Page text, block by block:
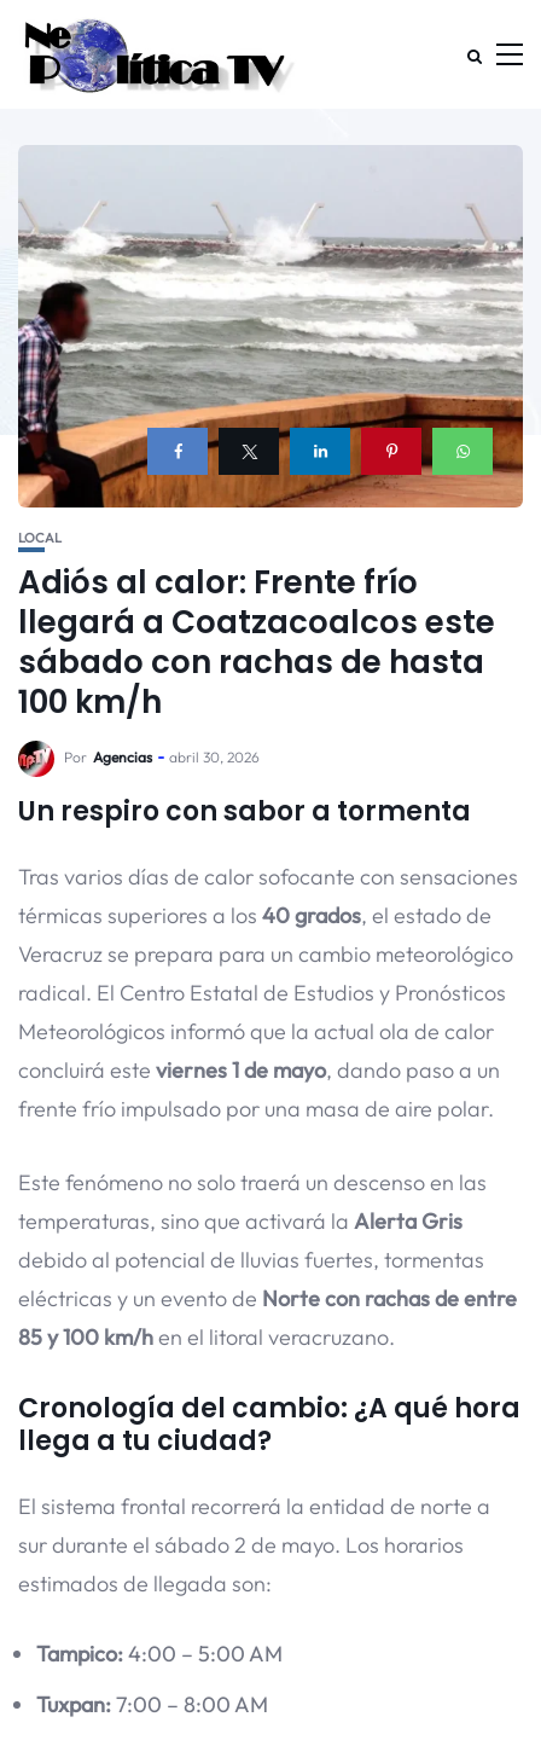
LOCAL
Adiós al calor: Frente frío
llegará a Coatzacoalcos este
sábado con rachas de hasta
100 km/h
Por Agencias abril 30, 2026
Un respiro con sabor a tormenta
Tras varios días de calor sofocante con sensaciones
térmicas superiores a los 40 grados, el estado de
Veracruz se prepara para un cambio meteorológico
radical. El Centro Estatal de Estudios y Pronósticos
Meteorológicos informó que la actual ola de calor
concluirá este viernes 1 de mayo, dando paso a un
frente frío impulsado por una masa de aire polar.
Este fenómeno no solo traerá un descenso en las
temperaturas, sino que activará la Alerta Gris
debido al potencial de lluvias fuertes, tormentas
eléctricas y un evento de Norte con rachas de entre
85 y 100 km/hen el litoral veracruzano.
Cronología del cambio: ¿A qué hora
llega a tu ciudad?
El sistema frontal recorrerá la entidad de norte a
sur durante el sábado 2 de mayo. Los horarios
estimados de llegada son:
Tampico:4:00 – 5:00 AM
Tuxpan:7:00 – 8:00 AM